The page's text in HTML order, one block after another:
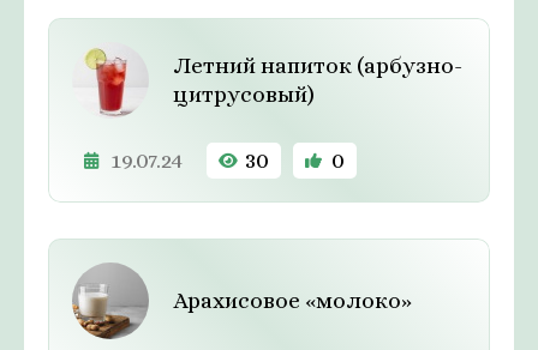
Летний напиток (арбузно-
цитрусовый)
19.07.24 30 0
Арахисовое «молоко»